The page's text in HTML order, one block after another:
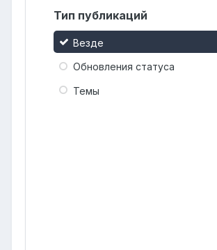
Тип публикаций
Везде
Обновления статуса
Темы